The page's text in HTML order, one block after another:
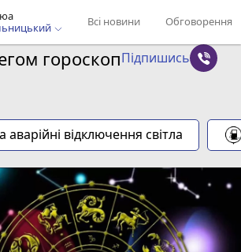
Всі новини Обговорення
гороскопПідпишись
аварійні відключення світла